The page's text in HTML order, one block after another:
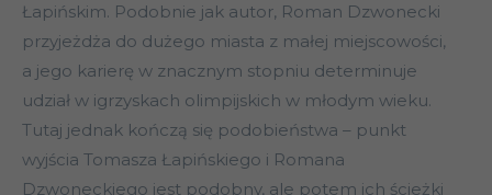
Łapińskim. Podobnie jak autor, Roman Dzwonecki
przyjeżdża do dużego miasta z małej miejscowości,
a jego karierę w znacznym stopniu determinuje
udział w igrzyskach olimpijskich w młodym wieku.
Tutaj jednak kończą się podobieństwa – punkt
wyjścia Tomasza Łapińskiego i Romana
Dzwoneckiego jest podobny, ale potem ich ścieżki